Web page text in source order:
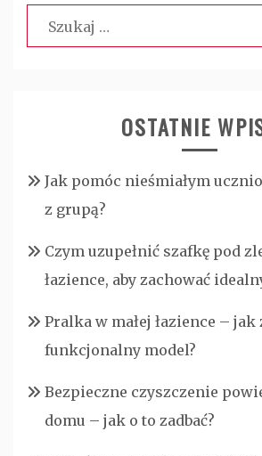
Szukaj:
OSTATNIE
Jak pomóc nieśmiałym
z grupą?
Czym uzupełnić szafkę pod
łazience, aby zachować
Pralka w małej łazience – jak
funkcjonalny model?
Bezpieczne czyszczenie
domu – jak o to zadbać?